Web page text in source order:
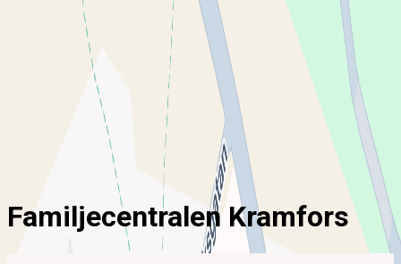
För vårdgivare Chatt ny!
Vårdcentral
Familjecentralen Kramfors
Familjecentralen Kramfors